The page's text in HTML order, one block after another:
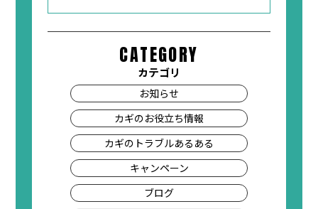
CATEGORY
カテゴリ
お知らせ
カギのお役立ち情報
カギのトラブルあるある
キャンペーン
ブログ